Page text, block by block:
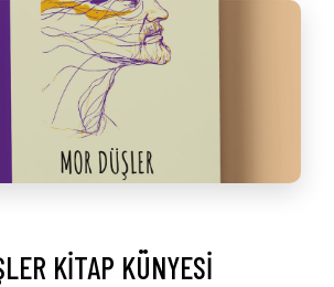
KİTAP KÜNYESİ